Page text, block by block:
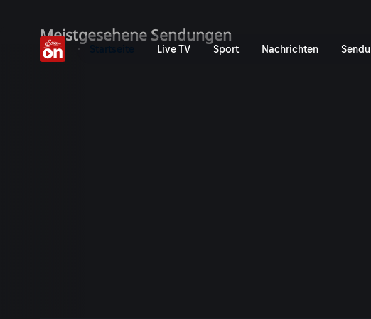
Live TV Sport Nachrichten
ServusTV On: Livestreams,
Meistgesehene Sendungen